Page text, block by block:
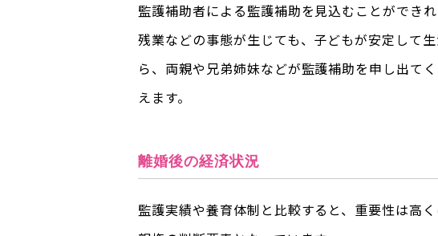
監護補助者による監護補助を見込むことができ
残業などの事態が生じても、子どもが安定して
ら、両親や兄弟姉妹などが監護補助を申し出て
えます。
離婚後の経済状況
監護実績や養育体制と比較すると、重要性は高